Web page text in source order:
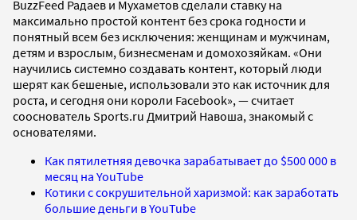
BuzzFeed Радаев и Мухаметов сделали ставку на
максимально простой контент без срока годности и
понятный всем без исключения: женщинам и мужчинам,
детям и взрослым, бизнесменам и домохозяйкам. «Они
научились системно создавать контент, который люди
шерят как бешеные, использовали это как источник для
роста, и сегодня они короли Facebook», — считает
сооснователь Sports.ru Дмитрий Навоша, знакомый с
основателями.
Как пятилетняя девочка зарабатывает до $500 000 в
месяц на YouTube
Котики с сокрушительной харизмой: как заработать
большие деньги в YouTube